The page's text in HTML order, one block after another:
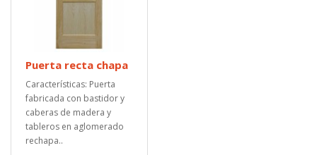
Puerta recta chapa
Características: Puerta
fabricada con bastidor y
caberas de madera y
tableros en aglomerado
rechapa..